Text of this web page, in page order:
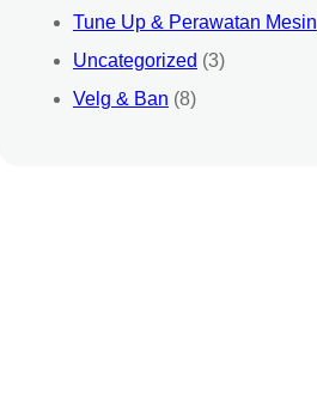
Tune Up & Perawatan Mesin
Uncategorized (3)
Velg & Ban (8)